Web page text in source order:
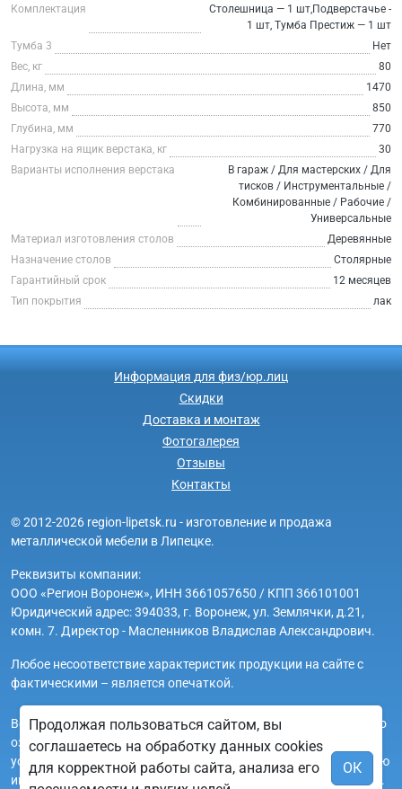
Комплектация
Столешница — 1 шт,Подверстачье -
1 шт, Тумба Престиж — 1 шт
Тумба 3
Нет
Вес, кг
80
Длина, мм
1470
Высота, мм
850
Глубина, мм
770
Нагрузка на ящик верстака, кг
30
Варианты исполнения верстака
В гараж / Для мастерских / Для
тисков / Инструментальные /
Комбинированные / Рабочие /
Универсальные
Материал изготовления столов
Деревянные
Назначение столов
Столярные
Гарантийный срок
12 месяцев
Тип покрытия
лак
Информация для физ/юр.лиц
Скидки
Доставка и монтаж
Фотогалерея
Отзывы
Контакты
© 2012-2026 region-lipetsk.ru - изготовление и продажа
металлической мебели в Липецке.
Реквизиты компании:
ООО «Регион Воронеж», ИНН 3661057650 / КПП 366101001
Юридический адрес: 394033, г. Воронеж, ул. Землячки, д.21,
комн. 7. Директор - Масленников Владислав Александрович.
Любое несоответствие характеристик продукции на сайте с
фактическими – является опечаткой.
Вся информация на сайте region-lipetsk.ru носит исключительно
ознакомительный и справочный характер и ни при каких
условиях не является публичной офертой. Всю дополнительную
информацию можно узнать по телефонам указанным на сайте.
Продолжая пользоваться сайтом, вы
соглашаетесь на обработку данных cookies
для корректной работы сайта, анализа его
ОК